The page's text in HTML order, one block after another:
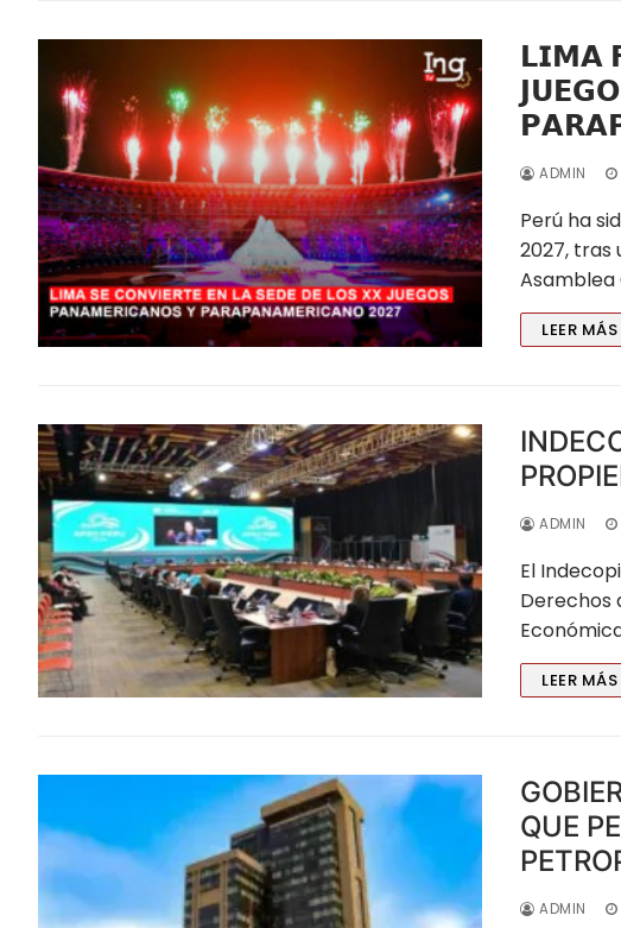
PUBLICACIONES
CONSEJOS
Amazonas
Ancash Chimbote
Ancash Huaraz
Apurímac
Ayacucho
Cajamarca
Callao
Cusco
Huancavelica
Huánuco
Junín
La Libertad Trujillo
Lambayeque
𝗟𝗜𝗠𝗔
ADMIN
Perú ha
2027, tras
Asamblea
LEER
ADMIN
El
Derechos
LEER
QUE
ADMIN